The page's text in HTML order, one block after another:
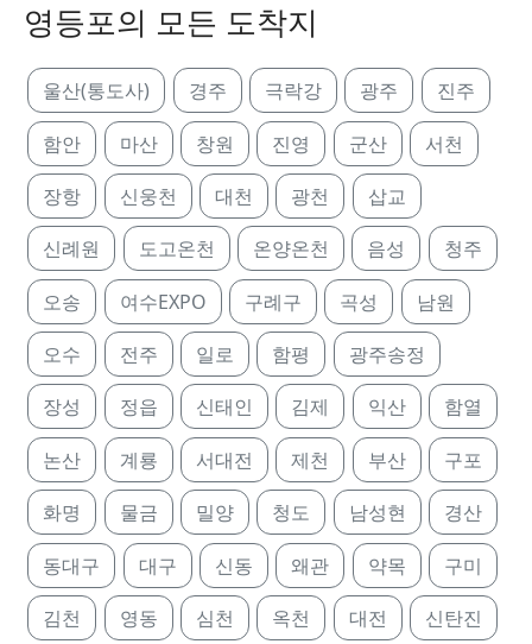
영등포의 모든 도착지
울산(통도사) 경주 극락강 광주 진주
함안 마산 창원 진영 군산 서천
장항 신웅천 대천 광천 삽교
신례원 도고온천 온양온천 음성 청주
오송 여수EXPO 구례구 곡성 남원
오수 전주 일로 함평 광주송정
장성 정읍 신태인 김제 익산 함열
논산 계룡 서대전 제천 부산 구포
화명 물금 밀양 청도 남성현 경산
동대구 대구 신동 왜관 약목 구미
김천 영동 심천 옥천 대전 신탄진